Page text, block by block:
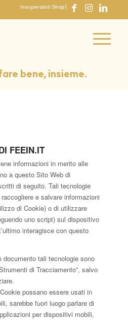
Insuperabili Shop |
bene, insieme.
FEEIN.IT
informazioni in merito alle
a questo Sito Web di
di seguito. Tali tecnologie
e salvare informazioni
di Cookie) o di utilizzare
uno script) sul dispositivo
interagisce con questo
tali tecnologie sono
di Tracciamento”, salvo
possano essere usati in
sarebbe fuori luogo parlare di
per dispositivi mobili,